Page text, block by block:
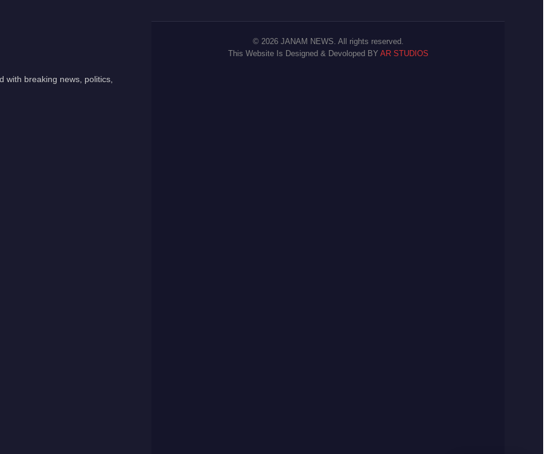
with breaking news, politics,
© 2026 JANAM NEWS. All rights reserved.
This Website Is Designed & Devoloped BY AR STUDIOS